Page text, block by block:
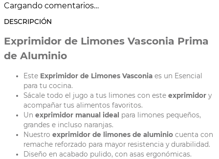
Cargando comentarios…
DESCRIPCIÓN
Exprimidor de Limones Vasconia Prima
de Aluminio
Este Exprimidor de Limones Vasconia es un Esencial
para tu cocina.
Sácale todo el jugo a tus limones con este exprimidor y
acompañar tus alimentos favoritos.
Un exprimidor manual ideal para limones pequeños,
grandes e incluso naranjas.
Nuestro exprimidor de limones de aluminio cuenta con
remache reforzado para mayor resistencia y durabilidad.
Diseño en acabado pulido, con asas ergonómicas.